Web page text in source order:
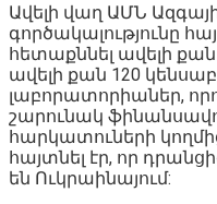
Ավելի վաղ ԱՄՆ
գործակալությունը
հետաքննել ավելի
ավելի քան 120
լաբորատորիաներ,
շարունակ
հարկատուների
հայտնել էր, որ
են Ուկրաինայում: